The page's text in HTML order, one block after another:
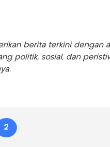
berita terkini dengan
politik, sosial, dan
2